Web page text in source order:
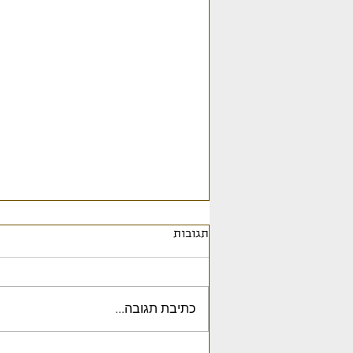
תגובות
כתיבת תגובה...